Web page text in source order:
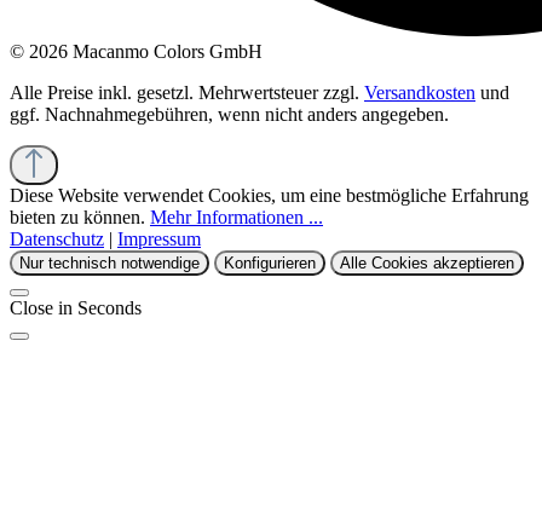
© 2026 Macanmo Colors GmbH
Alle Preise inkl. gesetzl. Mehrwertsteuer zzgl. Versandkosten und
ggf. Nachnahmegebühren, wenn nicht anders angegeben.
Diese Website verwendet Cookies, um eine bestmögliche Erfahrung
bieten zu können. Mehr Informationen ...
Datenschutz | Impressum
Nur technisch notwendige Konfigurieren Alle Cookies akzeptieren
Close in Seconds